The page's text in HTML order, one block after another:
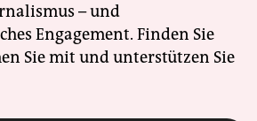
– und
Engagement. Finden Sie
Sie mit und unterstützen Sie